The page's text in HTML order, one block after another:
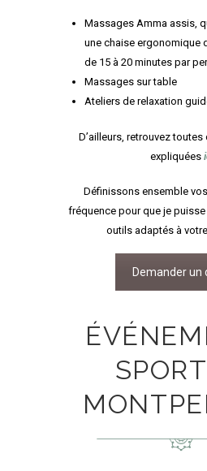
Massages Amma assis,
une chaise ergonomique
de 15 à 20 minutes par
Massages sur table
Ateliers de relaxation
D’ailleurs, retrouvez
expliquées
Définissons ensemble
fréquence pour que je
outils adaptés à
Demander un